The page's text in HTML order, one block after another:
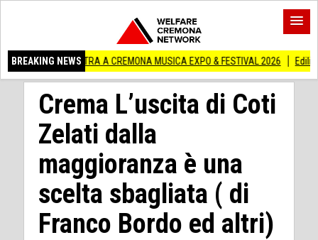
BREAKING NEWS
IN MOSTRA A CREMONA MUSICA EXPO & FESTIVAL 2026 Edilizia
Crema L’uscita di Coti
Zelati dalla
maggioranza è una
scelta sbagliata ( di
Franco Bordo ed altri)